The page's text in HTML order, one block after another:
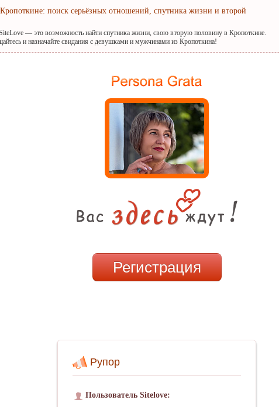
поиск серьёзных отношений, спутника жизни и второй
— это возможность найти спутника жизни, свою вторую половину в Кропоткине.
и назначайте свидания с девушками и мужчинами из Кропоткина!
Регистрация
Рупор
Пользователь Sitelove: